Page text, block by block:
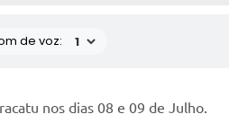
de voz:
nos dias 08 e 09 de Julho.